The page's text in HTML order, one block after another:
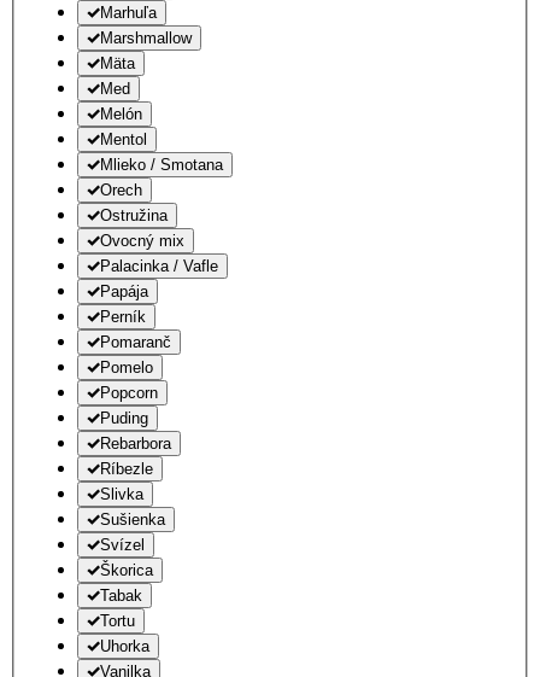
Marhuľa
Marshmallow
Mäta
Med
Melón
Mentol
Mlieko / Smotana
Orech
Ostružina
Ovocný mix
Palacinka / Vafle
Papája
Perník
Pomaranč
Pomelo
Popcorn
Puding
Rebarbora
Ríbezle
Slivka
Sušienka
Svízel
Škorica
Tabak
Tortu
Uhorka
Vanilka